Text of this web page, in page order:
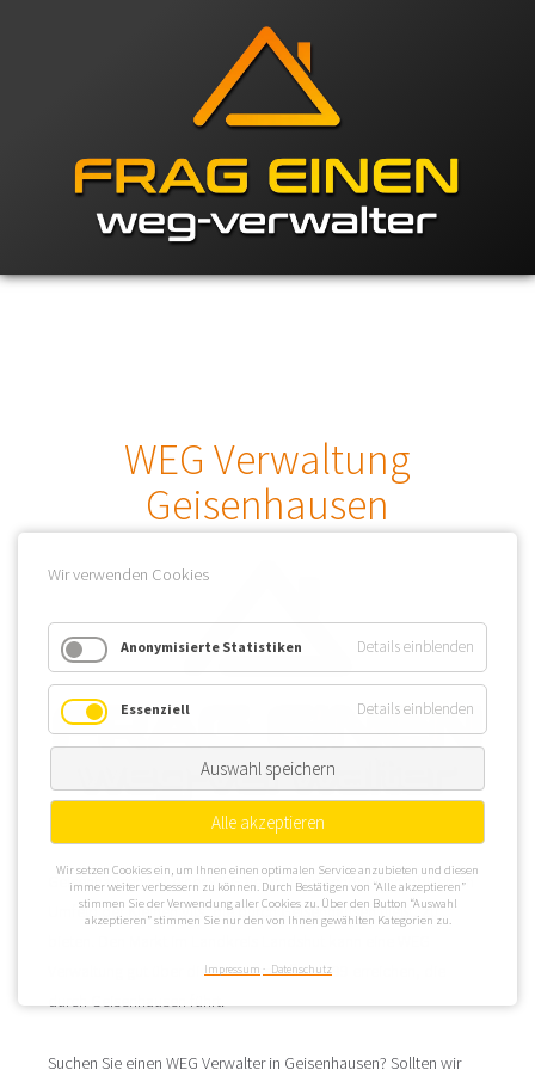
WEG Verwaltung
Geisenhausen
Geisenhausen hat einer WEG Verwaltung schöne Immobilien im
Umfeld der Kleinen Vils, die durch Geisenhausen fließt, zu
Verwaltung gut über die Bundesstraße B 299 erreichen, die
durch Geisenhausen führt.
Suchen Sie einen WEG Verwalter in Geisenhausen? Sollten wir
Wir verwenden Cookies
Anonymisierte Statistiken Details einblenden
Essenziell Details einblenden
Auswahl speichern
Alle akzeptieren
Wir setzen Cookies ein, um Ihnen einen optimalen Service anzubieten und diesen
immer weiter verbessern zu können. Durch Bestätigen von “Alle akzeptieren”
stimmen Sie der Verwendung aller Cookies zu. Über den Button “Auswahl
akzeptieren” stimmen Sie nur den von Ihnen gewählten Kategorien zu.
Impressum Datenschutz